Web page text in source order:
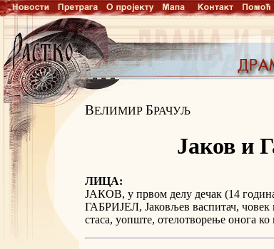
ВЕЛИМИР БРАЧУЉ
Јаков и
ЛИЦА:
ЈАКОВ, у првом делу дечак (14
ГАБРИЈЕЛ, Јаковљев васпитач, човек
стаса, уопште, отелотворење онога